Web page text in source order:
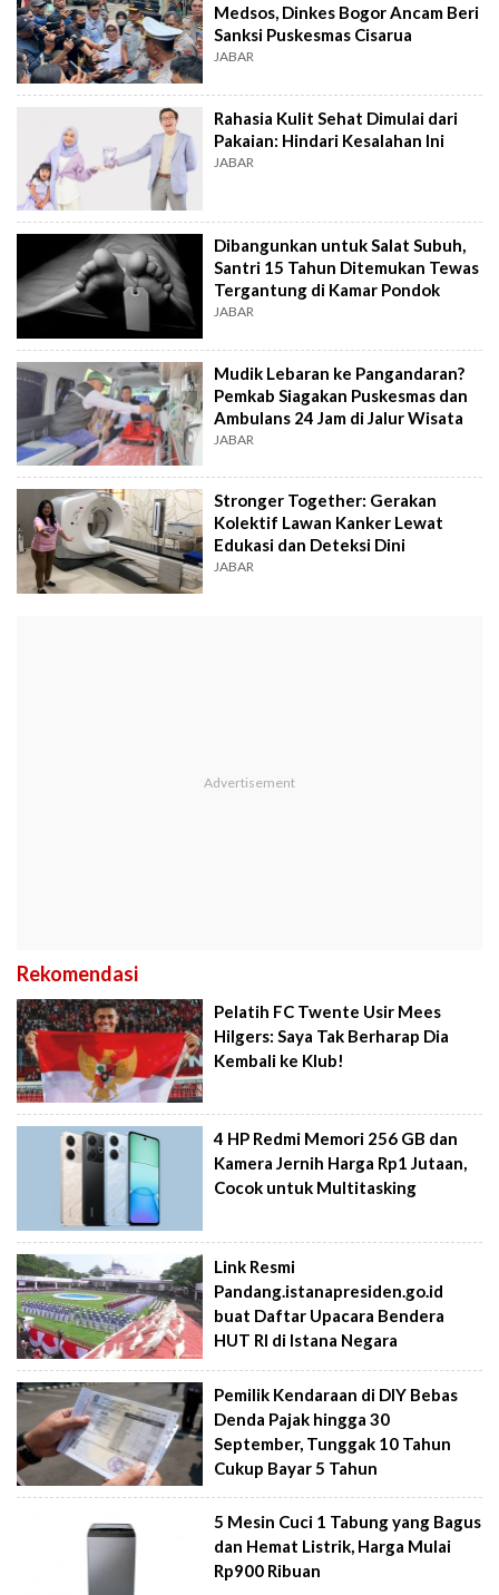
Medsos, Dinkes Bogor Ancam Beri
Sanksi Puskesmas Cisarua
JABAR
Rahasia Kulit Sehat Dimulai dari
Pakaian: Hindari Kesalahan Ini
JABAR
Dibangunkan untuk Salat Subuh,
Santri 15 Tahun Ditemukan Tewas
Tergantung di Kamar Pondok
JABAR
Mudik Lebaran ke Pangandaran?
Pemkab Siagakan Puskesmas dan
Ambulans 24 Jam di Jalur Wisata
JABAR
Stronger Together: Gerakan
Kolektif Lawan Kanker Lewat
Edukasi dan Deteksi Dini
JABAR
Rekomendasi
Pelatih FC Twente Usir Mees
Hilgers: Saya Tak Berharap Dia
Kembali ke Klub!
4 HP Redmi Memori 256 GB dan
Kamera Jernih Harga Rp1 Jutaan,
Cocok untuk Multitasking
Link Resmi
Pandang.istanapresiden.go.id
buat Daftar Upacara Bendera
HUT RI di Istana Negara
Pemilik Kendaraan di DIY Bebas
Denda Pajak hingga 30
September, Tunggak 10 Tahun
Cukup Bayar 5 Tahun
5 Mesin Cuci 1 Tabung yang Bagus
dan Hemat Listrik, Harga Mulai
Rp900 Ribuan